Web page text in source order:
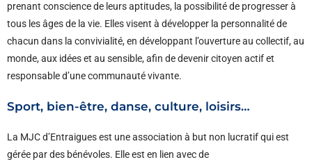
prenant conscience de leurs aptitudes, la possibilité de progresser à
tous les âges de la vie. Elles visent à développer la personnalité de
chacun dans la convivialité, en développant l’ouverture au collectif, au
monde, aux idées et au sensible, afin de devenir citoyen actif et
responsable d’une communauté vivante.
Sport, bien-être, danse, culture, loisirs…
La MJC d’Entraigues est une association à but non lucratif qui est
gérée par des bénévoles. Elle est en lien avec de